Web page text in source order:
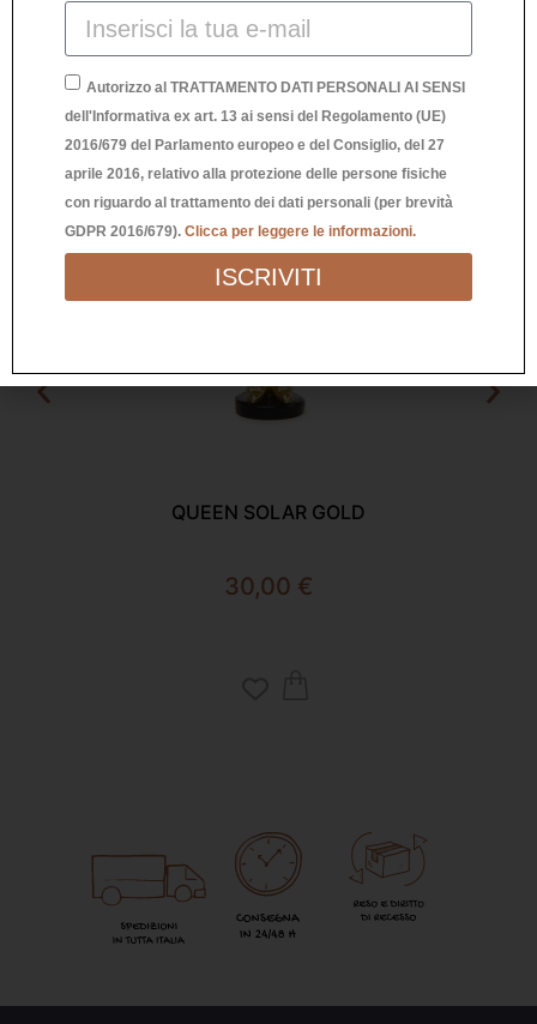
QUEEN SOLAR GOLD
30,00 €
Autorizzo al TRATTAMENTO DATI PERSONALI AI SENSI
dell'Informativa ex art. 13 ai sensi del Regolamento (UE)
2016/679 del Parlamento europeo e del Consiglio, del 27
aprile 2016, relativo alla protezione delle persone fisiche
con riguardo al trattamento dei dati personali (per brevità
GDPR 2016/679). Clicca per leggere le informazioni.
ISCRIVITI